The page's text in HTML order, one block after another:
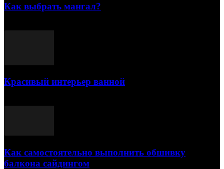
Как выбрать мангал?
Красивый интерьер ванной
Как самостоятельно выполнить обшивку
балкона сайдингом